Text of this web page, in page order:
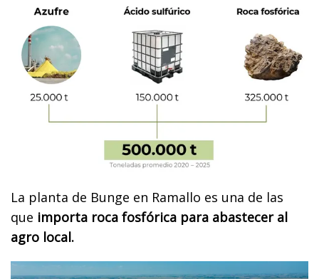
La planta de Bunge en Ramallo es una de las
que importa roca fosfórica para abastecer al
agro local.